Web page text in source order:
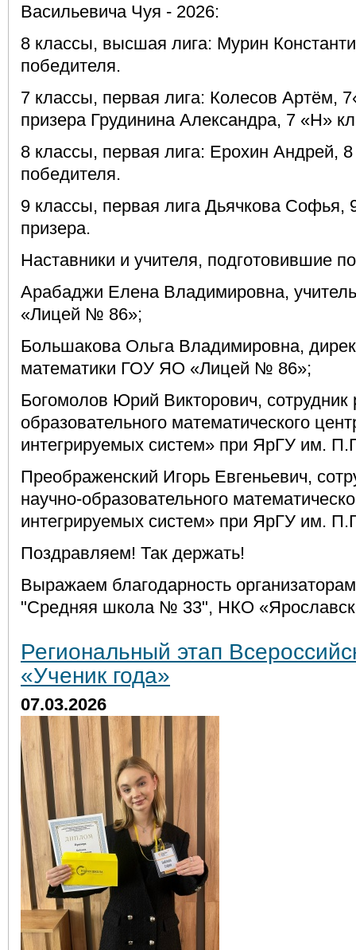
Васильевича Чуя - 2026:
8 классы, высшая лига: Мурин
победителя.
7 классы, первая лига: Колесов Артём,
призера Грудинина Александра, 7 «Н»
8 классы, первая лига: Ерохин Андрей,
победителя.
9 классы, первая лига Дьячкова Софья,
призера.
Наставники и учителя, подготовившие
Арабаджи Елена Владимировна,
«Лицей № 86»;
Большакова Ольга Владимировна,
математики ГОУ ЯО «Лицей № 86»;
Богомолов Юрий Викторович, сотрудник
образовательного математического
интегрируемых систем» при ЯрГУ им.
Преображенский Игорь Евгеньевич,
научно-образовательного
интегрируемых систем» при ЯрГУ им.
Поздравляем! Так держать!
Выражаем благодарность
"Средняя школа № 33", НКО
Региональный этап
«Ученик года»
07.03.2026